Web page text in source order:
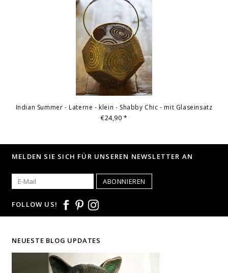
Indian Summer - Laterne - klein - Shabby Chic - mit Glaseinsatz
€24,90*
MELDEN SIE SICH FÜR UNSEREN NEWSLETTER AN
ABONNIEREN
FOLLOW US!
NEUESTE BLOG UPDATES